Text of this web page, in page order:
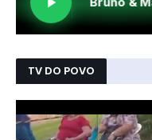
TV DO POVO